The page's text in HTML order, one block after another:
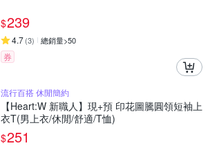
$239
4.7(3) 總銷量>50
券
流行百搭 休閒簡約
【Heart:W 新職人】現+預 印花圖騰圓領短袖上
衣T(男上衣/休閒/舒適/T恤)
$251